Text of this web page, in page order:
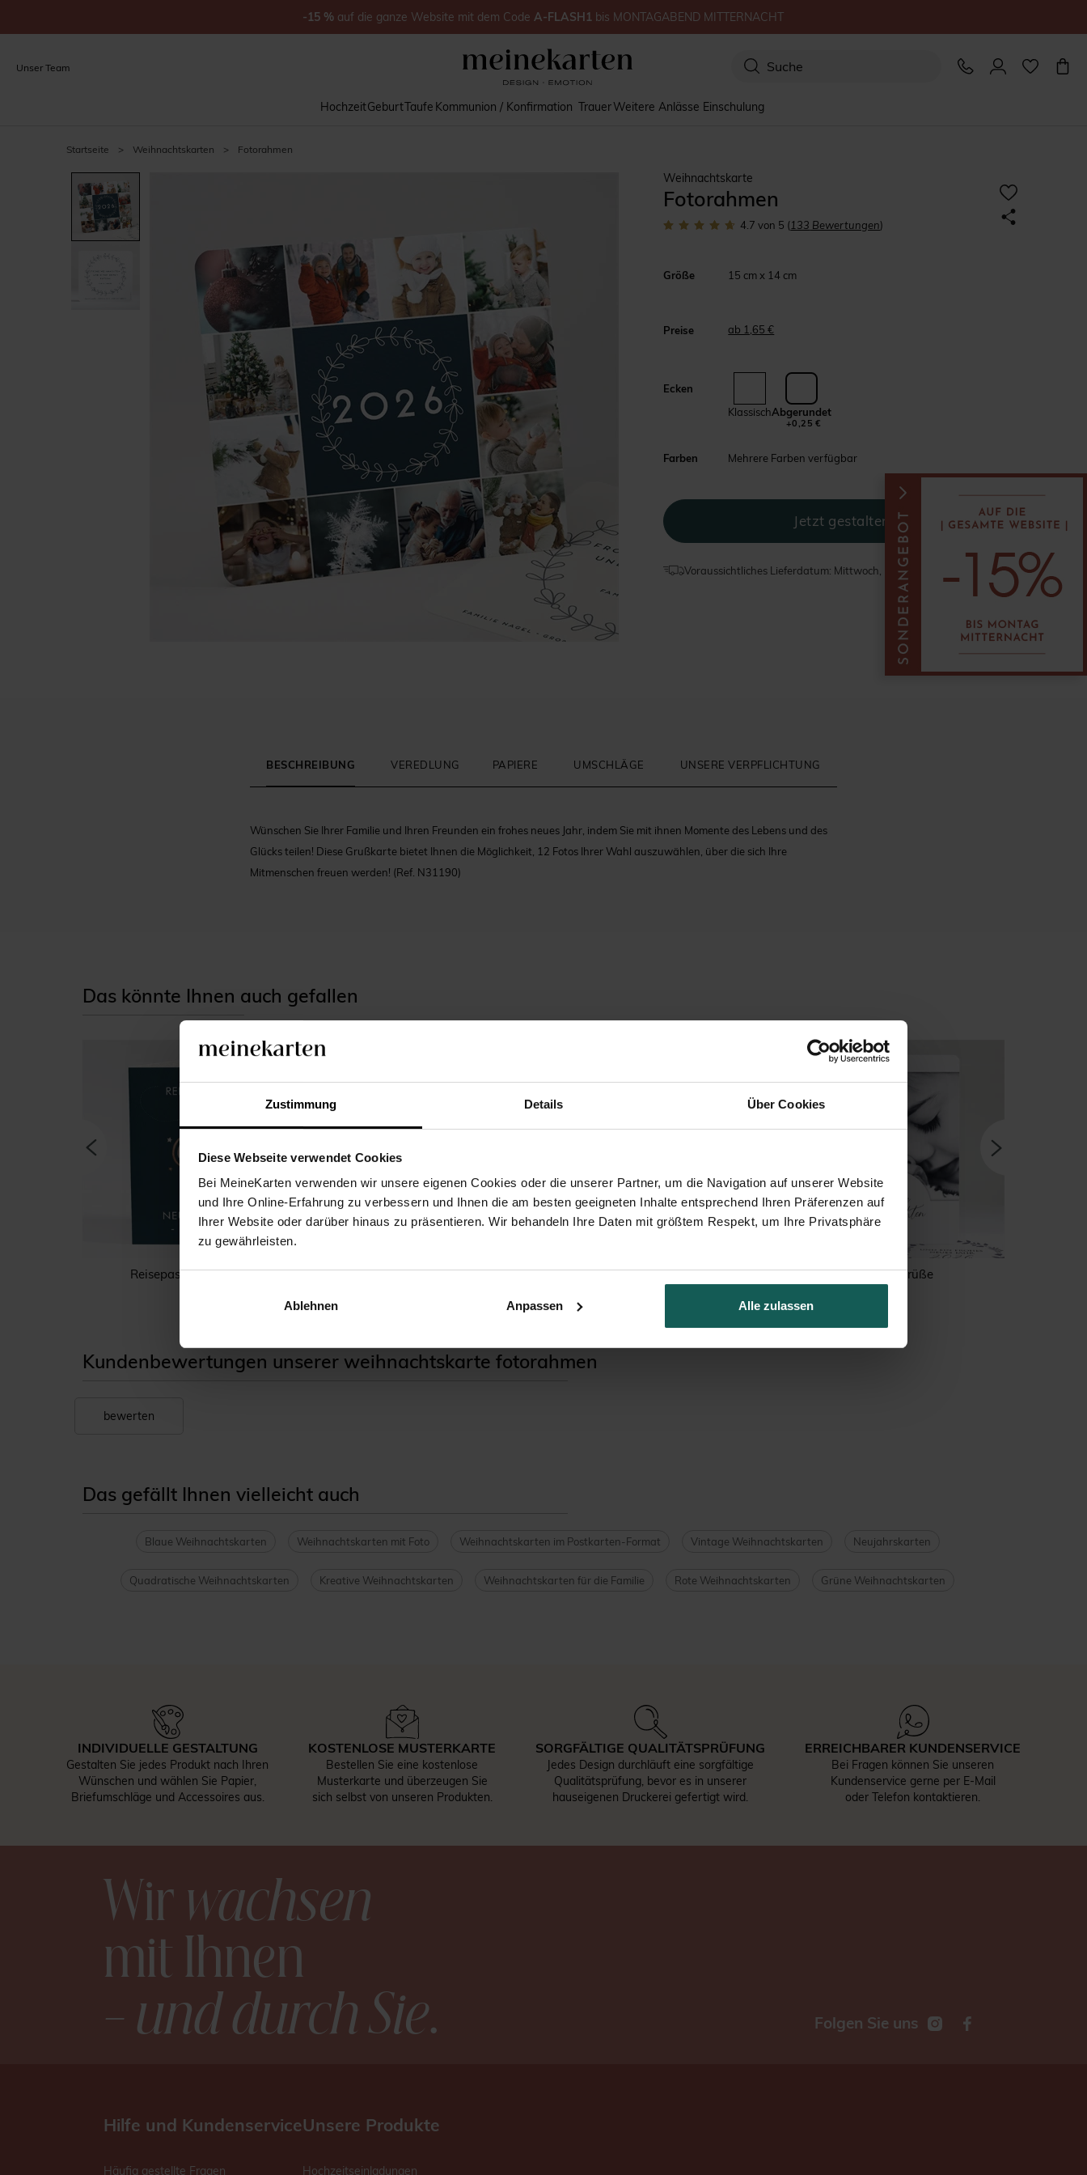
Zustimmung Details Über Cookies
Diese Webseite verwendet Cookies
Bei MeineKarten verwenden wir unsere eigenen Cookies oder die unserer Partner, um die Navigation auf unserer Website
und Ihre Online-Erfahrung zu verbessern und Ihnen die am besten geeigneten Inhalte entsprechend Ihren Präferenzen auf
Ihrer Website oder darüber hinaus zu präsentieren. Wir behandeln Ihre Daten mit größtem Respekt, um Ihre Privatsphäre
zu gewährleisten.
Ablehnen Anpassen Alle zulassen
Unser Team
HochzeitGeburtTaufe Kommunion / Konfirmation TrauerWeitere Anlässe Einschulung
Startseite > Weihnachtskarten > Fotorahmen
Weihnachtskarte
Fotorahmen
4.7 von 5 (133 Bewertungen)
Größe 15 cm x 14 cm
Preise ab 1,65 €
Ecken
KlassischAbgerundet
+0,25 €
Farben Mehrere Farben verfügbar
Voraussichtliches Lieferdatum: Mittwoch, 12. - Montag, 17. August
BESCHREIBUNG VEREDLUNG PAPIERE UMSCHLÄGE UNSERE VERPFLICHTUNG
Wünschen Sie Ihrer Familie und Ihren Freunden ein frohes neues Jahr, indem Sie mit ihnen Momente des Lebens und des
Glücks teilen! Diese Grußkarte bietet Ihnen die Möglichkeit, 12 Fotos Ihrer Wahl auszuwählen, über die sich Ihre
Mitmenschen freuen werden! (Ref. N31190)
Das könnte Ihnen auch gefallen
Reisepass ins neue Jahr Modernität Sternenstaub Liebe Grüße
Kundenbewertungen unserer weihnachtskarte fotorahmen
bewerten
Das gefällt Ihnen vielleicht auch
Blaue Weihnachtskarten Weihnachtskarten mit Foto Weihnachtskarten im Postkarten-Format Vintage Weihnachtskarten Neujahrskarten
Quadratische Weihnachtskarten Kreative Weihnachtskarten Weihnachtskarten für die Familie Rote Weihnachtskarten Grüne Weihnachtskarten
INDIVIDUELLE GESTALTUNG
Gestalten Sie jedes Produkt nach Ihren
Wünschen und wählen Sie Papier,
Briefumschläge und Accessoires aus.
KOSTENLOSE MUSTERKARTE
Bestellen Sie eine kostenlose
Musterkarte und überzeugen Sie
sich selbst von unseren Produkten.
SORGFÄLTIGE QUALITÄTSPRÜFUNG
Jedes Design durchläuft eine sorgfältige
Qualitätsprüfung, bevor es in unserer
hauseigenen Druckerei gefertigt wird.
ERREICHBARER KUNDENSERVICE
Bei Fragen können Sie unseren
Kundenservice gerne per E-Mail
oder Telefon kontaktieren.
Wirwachsen
mit Ihnen
– und durch Sie. Folgen Sie uns
Hilfe und Kundenservice
Häufig gestellte Fragen
Unsere Produkte
Hochzeitseinladungen
-15 % auf die ganze Website mit dem Code A-FLASH1 bis MONTAGABEND MITTERNACHT